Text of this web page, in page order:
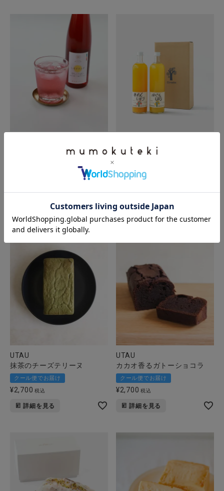
しそドリンク 2本セット
100%ピュアジュースギフト
みかん・はっさく
UTAU
抹茶のチーズテリーヌ
クール便でお届け
¥2,700 税込
詳細を見る
UTAU
カカオ香るガトーショコラ
クール便でお届け
¥2,700 税込
詳細を見る